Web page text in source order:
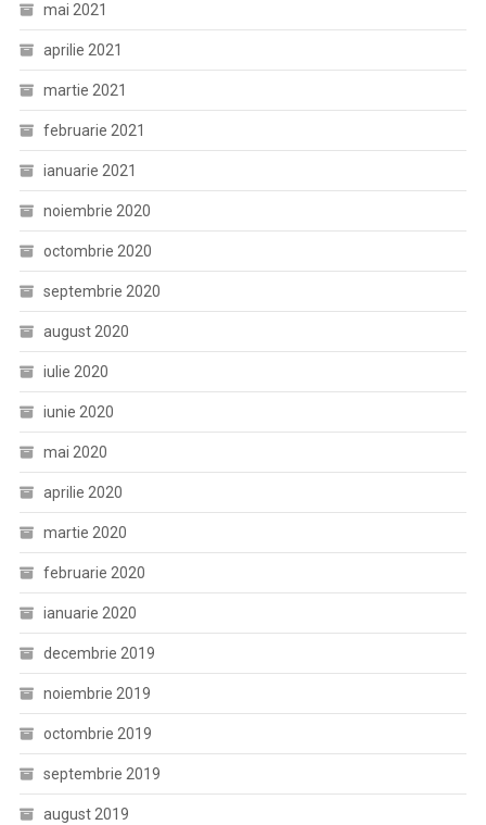
mai 2021
aprilie 2021
martie 2021
februarie 2021
ianuarie 2021
noiembrie 2020
octombrie 2020
septembrie 2020
august 2020
iulie 2020
iunie 2020
mai 2020
aprilie 2020
martie 2020
februarie 2020
ianuarie 2020
decembrie 2019
noiembrie 2019
octombrie 2019
septembrie 2019
august 2019